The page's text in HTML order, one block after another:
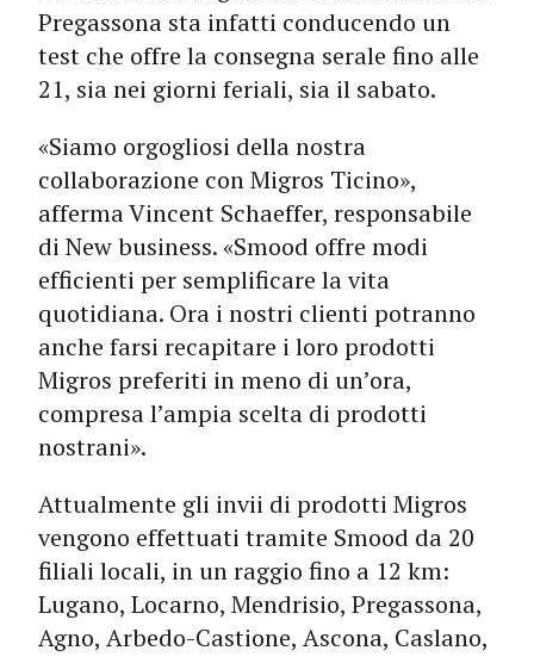
Pregassona sta infatti conducendo un
test che offre la consegna serale fino alle
21, sia nei giorni feriali, sia il sabato.
«Siamo orgogliosi della nostra
collaborazione con Migros Ticino»,
afferma Vincent Schaeffer, responsabile
di New business. «Smood offre modi
efficienti per semplificare la vita
quotidiana. Ora i nostri clienti potranno
anche farsi recapitare i loro prodotti
Migros preferiti in meno di un’ora,
compresa l’ampia scelta di prodotti
nostrani».
Attualmente gli invii di prodotti Migros
vengono effettuati tramite Smood da 20
filiali locali, in un raggio fino a 12 km:
Lugano, Locarno, Mendrisio, Pregassona,
Agno, Arbedo-Castione, Ascona, Caslano,